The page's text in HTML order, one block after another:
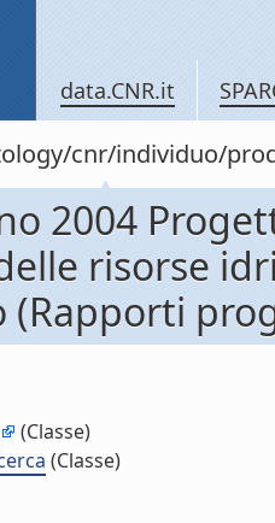
data.CNR.it
cnr/individuo/
2004
risorse
(Rapporti
(Classe)
(Classe)